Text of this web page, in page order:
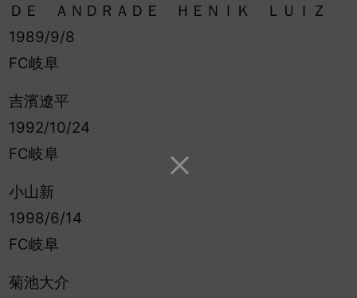
ＤＥ ＡＮＤＲＡＤＥ ＨＥＮＩＫ ＬＵＩＺ
1989/9/8
FC岐阜
吉濱遼平
1992/10/24
FC岐阜
小山新
1998/6/14
FC岐阜
菊池大介